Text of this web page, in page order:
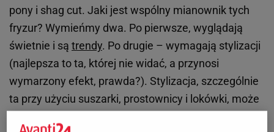
pony i shag cut. Jaki jest wspólny mianownik tych
fryzur? Wymieńmy dwa. Po pierwsze, wyglądają
świetnie i są trendy. Po drugie – wymagają stylizacji
(najlepsza to ta, której nie widać, a przynosi
wymarzony efekt, prawda?). Stylizacja, szczególnie
ta przy użyciu suszarki, prostownicy i lokówki, może